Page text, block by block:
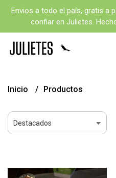
Envios a todo el país, gratis a
confiar en Julietes.
Inicio Productos